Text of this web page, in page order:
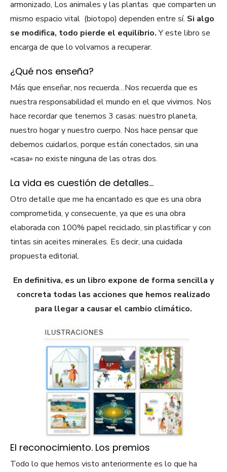
armonizado, Los animales y las plantas que comparten un
mismo espacio vital (biotopo) dependen entre sí. Si algo
se modifica, todo pierde el equilibrio.Y este libro se
encarga de que lo volvamos a recuperar.
¿Qué nos enseña?
Más que enseñar, nos recuerda…Nos recuerda que es
nuestra responsabilidad el mundo en el que vivimos. Nos
hace recordar que tenemos 3 casas: nuestro planeta,
nuestro hogar y nuestro cuerpo. Nos hace pensar que
debemos cuidarlos, porque están conectados, sin una
«casa» no existe ninguna de las otras dos.
La vida es cuestión de detalles…
Otro detalle que me ha encantado es que es una obra
comprometida, y consecuente, ya que es una obra
elaborada con 100% papel reciclado, sin plastificar y con
tintas sin aceites minerales. Es decir, una cuidada
propuesta editorial.
En definitiva, es un libro expone de forma sencilla y
concreta todas las acciones que hemos realizado
para llegar a causar el cambio climático.
El reconocimiento. Los premios
Todo lo que hemos visto anteriormente es lo que ha